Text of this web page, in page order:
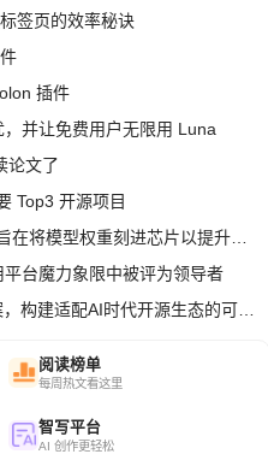
签页的效率秘诀
插件
并让免费用户无限用 Luna
论文了
Top3 开源项目
台魔力象限中被评为领导者
阅读榜单
每周热文看这里
智写平台
AI 创作更轻松